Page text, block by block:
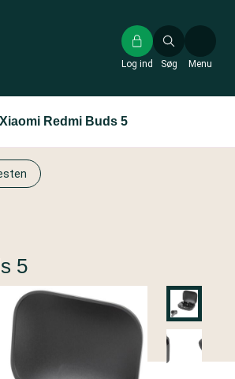
Søg
Log ind Menu
Xiaomi Redmi Buds 5
5